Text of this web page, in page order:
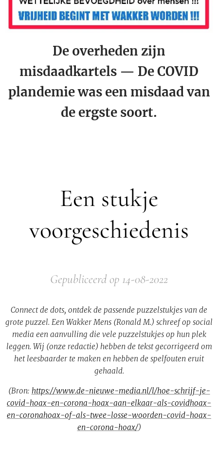
De overheden zijn
misdaadkartels — De COVID
plandemie was een misdaad van
de ergste soort.
Een stukje
voorgeschiedenis
Gepubliceerd op 14-08-2022
Connect de dots, ontdek de passende puzzelstukjes van de
grote puzzel. Een Wakker Mens (Ronald M.) schreef op social
media een aanvulling die vele puzzelstukjes op hun plek
leggen. Wij (onze redactie) hebben de tekst gecorrigeerd om
het leesbaarder te maken en hebben de spelfouten eruit
gehaald.
(Bron: https://www.de-nieuwe-media.nl/l/hoe-schrijf-je-
covid-hoax-en-corona-hoax-aan-elkaar-als-covidhoax-
en-coronahoax-of-als-twee-losse-woorden-covid-hoax-
en-corona-hoax/)